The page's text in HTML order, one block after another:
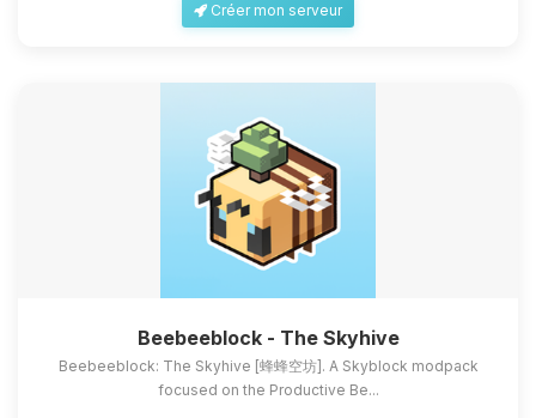
Créer mon serveur
Beebeeblock - The Skyhive
Beebeeblock: The Skyhive [蜂蜂空坊]. A Skyblock modpack
focused on the Productive Be...